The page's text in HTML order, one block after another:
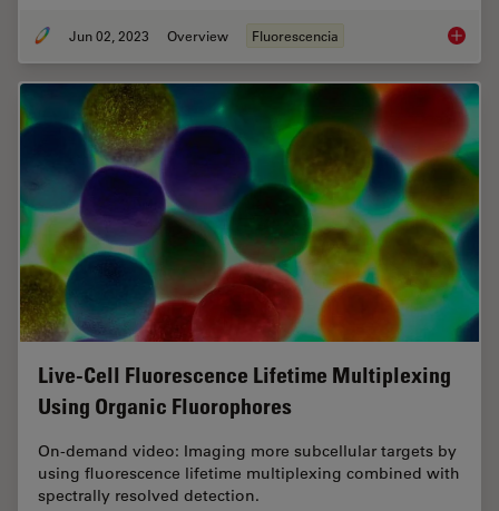
Jun 02, 2023 Overview Fluorescencia An
Live-Cell Fluorescence Lifetime Multiplexing
Using Organic Fluorophores
On-demand video: Imaging more subcellular targets by
using fluorescence lifetime multiplexing combined with
spectrally resolved detection.